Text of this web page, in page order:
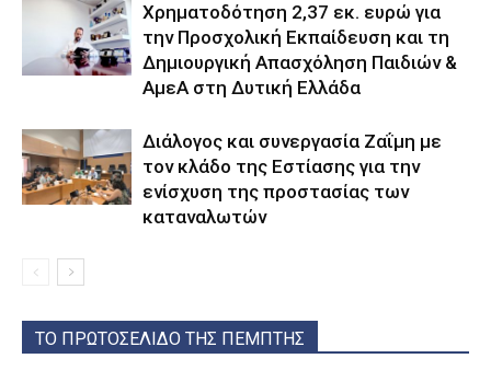
Χρηματοδότηση 2,37 εκ. ευρώ για
την Προσχολική Εκπαίδευση και τη
Δημιουργική Απασχόληση Παιδιών &
ΑμεΑ στη Δυτική Ελλάδα
Διάλογος και συνεργασία Ζαΐμη με
τον κλάδο της Εστίασης για την
ενίσχυση της προστασίας των
καταναλωτών
ΤΟ ΠΡΩΤΟΣΕΛΙΔΟ ΤΗΣ ΠΕΜΠΤΗΣ